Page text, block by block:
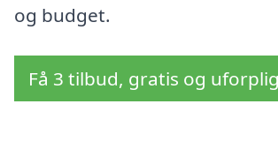
og budget.
Få 3 tilbud, gratis og